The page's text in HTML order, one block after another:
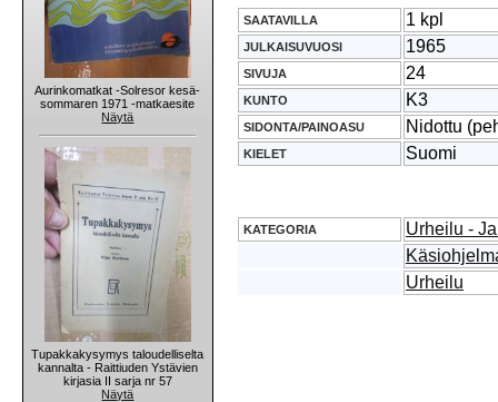
Aurinkomatkat -Solresor kesä-
sommaren 1971 -matkaesite
Näytä
Tupakkakysymys taloudelliselta
kannalta - Raittiuden Ystävien
kirjasia II sarja nr 57
Näytä
SAATAVILLA 1 kpl
JULKAISUVUOSI 1965
SIVUJA 24
KUNTO K3
SIDONTA/PAINOASU Nidottu
KIELET Suomi
KATEGORIA
Urheilu -
Urheilu